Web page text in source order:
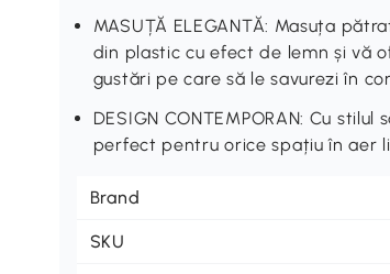
MASUȚĂ ELEGANTĂ: Masuța
din plastic cu efect de lemn și vă
gustări pe care să le savurezi în
DESIGN CONTEMPORAN: Cu
perfect pentru orice spațiu în aer
Brand
SKU